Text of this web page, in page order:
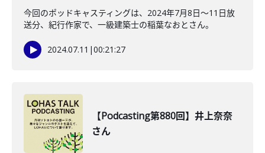
今回のポッドキャスティングは、2024年7月8日〜11日放
送分、紀行作家で、一級建築士の稲葉なおとさん。
2024.07.11 |00:21:27
【Podcasting第880回】井上奈奈
さん